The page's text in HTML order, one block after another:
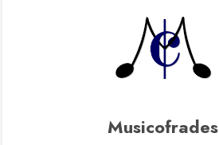
Musicofrades